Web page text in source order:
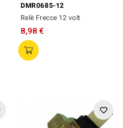
DMR0685-12
Relè Frecce 12 volt
8,98 €